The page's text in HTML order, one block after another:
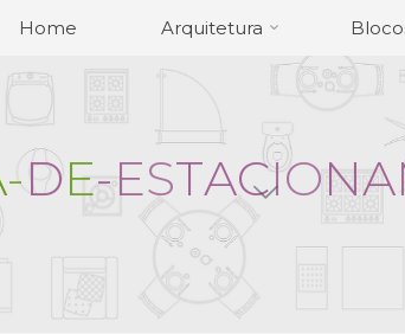
Home Arquitetura
-DE-ESTACIONA